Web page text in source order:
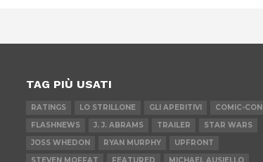
TAG PIÙ USATI
RATINGS LO STRILLONE GLI APERITIVI
COMIC-CON
FLASHNEWS
J. J. ABRAMS TRAILER
STAR WARS
JOSS WHEDON
RYAN MURPHY
UPFRONT